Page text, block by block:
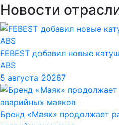
Новости
FEBEST добавил новые
ABS
5 августа 20267
Бренд «Маяк» продолжает